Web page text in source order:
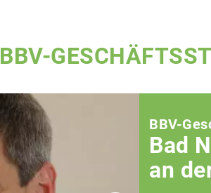
BBV-
BBV-
Bad
an